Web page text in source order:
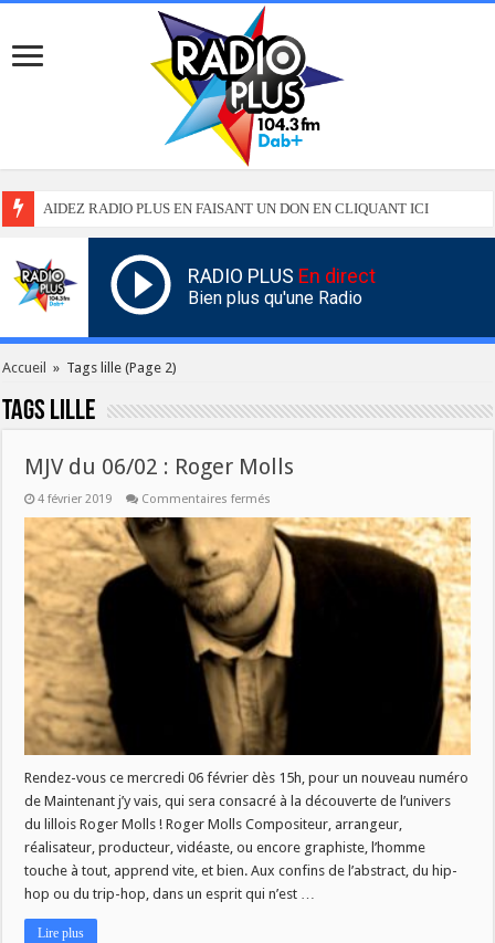
AIDEZ RADIO PLUS EN FAISANT UN DON EN CLIQUANT ICI
RADIO PLUS En direct
Bien plus qu'une Radio
Accueil » Tags lille (Page 2)
Tags lille
MJV du 06/02 : Roger Molls
4 février 2019 Commentaires fermés
du
06/02
:
Roger
Molls
Rendez-vous ce mercredi 06 février dès 15h, pour un nouveau numéro
de Maintenant j’y vais, qui sera consacré à la découverte de l’univers
du lillois Roger Molls ! Roger Molls Compositeur, arrangeur,
réalisateur, producteur, vidéaste, ou encore graphiste, l’homme
touche à tout, apprend vite, et bien. Aux confins de l’abstract, du hip-
hop ou du trip-hop, dans un esprit qui n’est …
Lire plus